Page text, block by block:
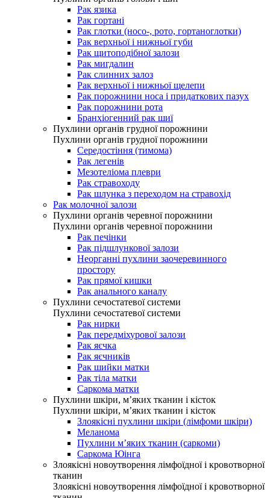
Рак язика
Рак гортані
Рак глотки (носо-, рото, гортаноглотки)
Рак верхньої і нижньої губи
Рак щитоподібної залози
Рак мигдалин
Рак слинних залоз
Рак верхньої і нижньої щелепи
Рак порожнини носа і придаткових пазух
Рак порожнини рота
Бранхіогенний рак шиї
Пухлини органів грудної порожнини
Пухлини органів грудної порожнини
Середостіння (тимома)
Рак легенів
Мезотеліома плеври
Рак стравоходу
Рак шлунка з переходом на стравохід
Рак молочної залози
Пухлини органів черевної порожнини
Пухлини органів черевної порожнини
Рак печінки
Рак підшлункової залози
Неорганні пухлини заочеревинного
простору
Рак прямої кишки
Рак анального каналу
Пухлини сечостатевої системи
Пухлини сечостатевої системи
Рак нирки
Рак передміхурової залози
Рак яєчка
Рак яєчників
Рак шийки матки
Рак тіла матки
Саркома матки
Пухлини шкіри, м’яких тканин і кісток
Пухлини шкіри, м’яких тканин і кісток
Злоякісні пухлини шкіри (лімфоми шкіри)
Меланома
Пухлини м’яких тканин (саркоми)
Саркома Юінга
Злоякісні новоутворення лімфоїдної і кровотворної
тканин
Злоякісні новоутворення лімфоїдної і кровотворної